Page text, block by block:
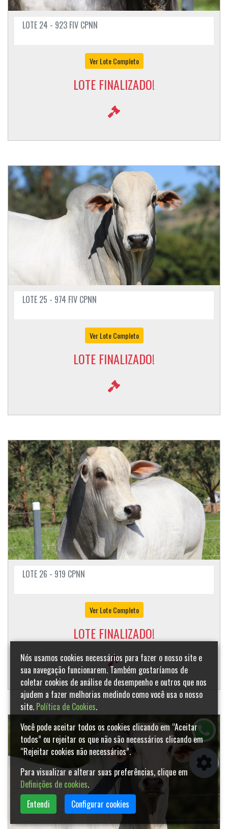
LOTE 24 - 923 FIV CPNN
Ver Lote Completo
LOTE FINALIZADO!
LOTE 25 - 974 FIV CPNN
Ver Lote Completo
LOTE FINALIZADO!
LOTE 26 - 919 CPNN
Ver Lote Completo
LOTE FINALIZADO!
Nós usamos cookies necessários para fazer o nosso site e
sua navegação funcionarem. Também gostaríamos de
coletar cookies de análise de desempenho e outros que nos
ajudem a fazer melhorias medindo como você usa o nosso
site. Política de Cookies.
Você pode aceitar todos os cookies clicando em “Aceitar
todos” ou rejeitar os que não são necessários clicando em
“Rejeitar cookies não necessários”.
Para visualizar e alterar suas preferências, clique em
Definições de cookies.
Entendi
Configurar cookies